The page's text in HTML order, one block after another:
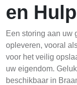
en Hulp
Een storing aan uw
opleveren, vooral
voor het veilig
uw eigendom.
beschikbaar in